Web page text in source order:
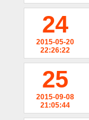
24
2015-05-20
22:26:22
25
2015-09-08
21:05:44